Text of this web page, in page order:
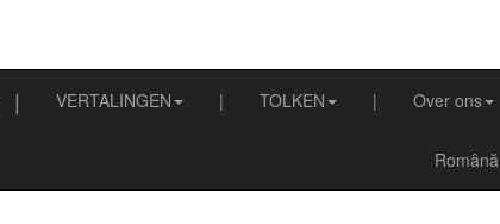
| VERTALINGEN | TOLKEN | Over ons
Română
Certified translations Dutch-Romanian
Certified Interpreting and Translations